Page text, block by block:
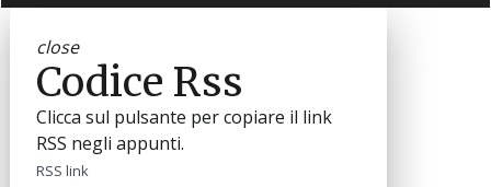
close
Codice Rss
Clicca sul pulsante per copiare il link
RSS negli appunti.
RSS link